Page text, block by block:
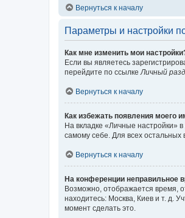
Вернуться к началу
Параметры и настройки
Как мне изменить мои
Если вы являетесь
перейдите по ссылке Личный
Вернуться к началу
Как избежать появления моего
На вкладке «Личные настройки»
самому себе. Для всех
Вернуться к началу
На конференции неправильное
Возможно, отображается время,
находитесь: Москва, Киев и т. д.
момент сделать это.